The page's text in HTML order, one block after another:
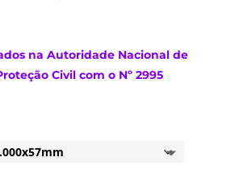
na Autoridade Nacional de
Civil com o Nº 2995